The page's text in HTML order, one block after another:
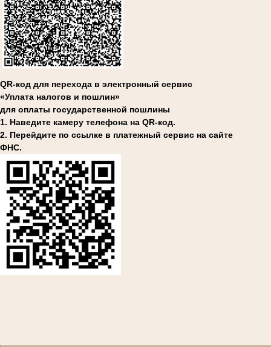
QR-код для перехода в электронный сервис
«Уплата налогов и пошлин»
для оплаты государственной пошлины
1. Наведите камеру телефона на QR-код.
2. Перейдите по ссылке в платежный сервис на сайте
ФНС.